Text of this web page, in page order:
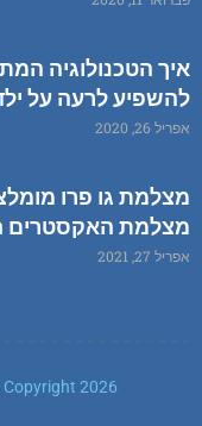
איך הטכנולוגיה
להשפיע לרעה על
אפריל 26, 2020
מצלמת גו פרו
מצלמת האקסטרים
אפריל 27, 2021
Copyright 2026 © אתר https://www.goapps.co.il/